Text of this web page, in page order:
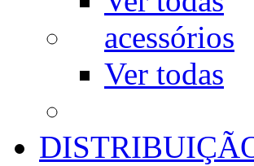
acessórios
Ver todas